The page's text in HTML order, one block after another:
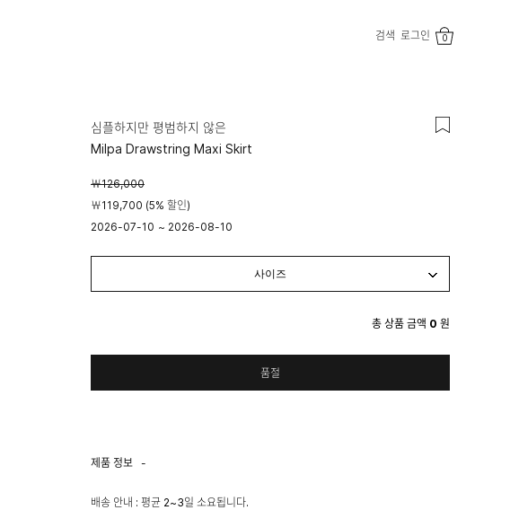
검색 로그인 0
심플하지만 평범하지 않은
Milpa Drawstring Maxi Skirt
￦126,000
￦119,700 (5% 할인)
2026-07-10 ~ 2026-08-10
총 상품 금액 0 원
품절
제품 정보 -
배송 안내 : 평균 2~3일 소요됩니다.